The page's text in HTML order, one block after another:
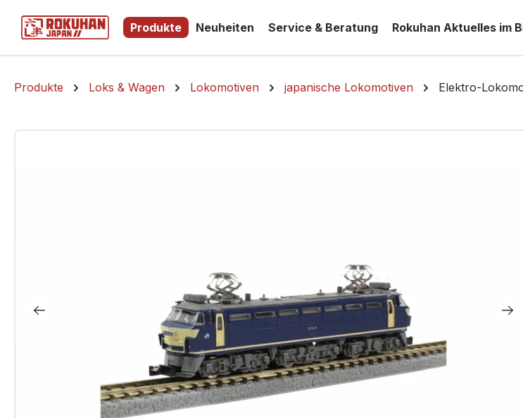
Zur Hauptnavigation springen
Produkte Neuheiten Service & Beratung Rokuhan Aktuelles im
Produkte Loks & Wagen Lokomotiven japanische Lokomotiven Elektro-
Bildergalerie überspringen